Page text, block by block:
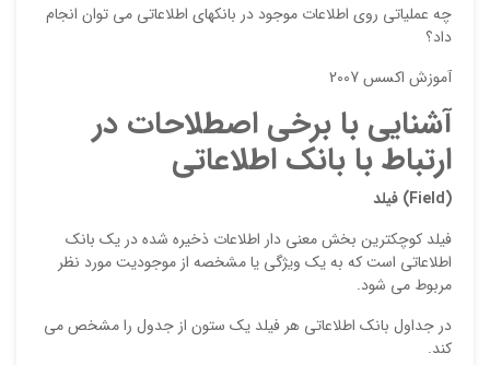
چه عملياتي روي اطلاعات موجود در بانكهاي اطلاعاتي مي توان انجام
داد؟
آموزش اکسس 2007
آشنايي با برخي اصطلاحات در
ارتباط با بانك اطلاعاتي
(Field)
فيلد
فيلد كوچكترين بخش معني دار اطلاعات ذخيره شده در يك بانك
اطلاعاتي است كه به يك ويژگي يا مشخصه از موجوديت مورد نظر
مربوط مي شود.
در جداول بانك اطلاعاتي هر فيلد يك ستون از جدول را مشخص مي
كند.